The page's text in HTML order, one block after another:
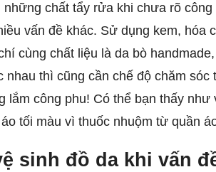
chất tẩy rửa khi chưa rõ
vấn đề khác. Sử dụng kem, hóa
cùng chất liệu là da bò
thì cũng cần chế độ chăm
lắm công phu! Có thể bạn thấy
tối màu vì thuốc nhuộm từ quần
sinh đồ da khi vấn